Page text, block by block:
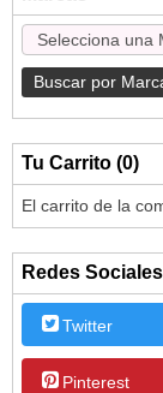
Tu Carrito (0)
El carrito de la
Redes Sociales
Twitter
Pinterest